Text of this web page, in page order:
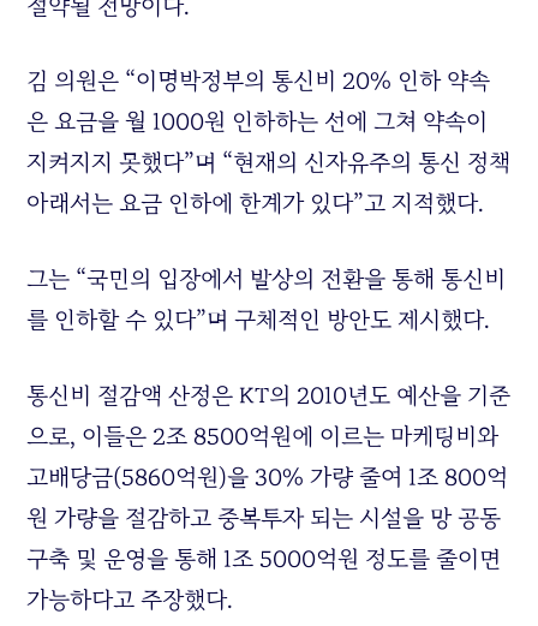
김 의원은 “이명박정부의 통신비 20% 인하 약속
은 요금을 월 1000원 인하하는 선에 그쳐 약속이
지켜지지 못했다”며 “현재의 신자유주의 통신 정책
아래서는 요금 인하에 한계가 있다”고 지적했다.
그는 “국민의 입장에서 발상의 전환을 통해 통신비
를 인하할 수 있다”며 구체적인 방안도 제시했다.
통신비 절감액 산정은 KT의 2010년도 예산을 기준
으로, 이들은 2조 8500억원에 이르는 마케팅비와
고배당금(5860억원)을 30% 가량 줄여 1조 800억
원 가량을 절감하고 중복투자 되는 시설을 망 공동
구축 및 운영을 통해 1조 5000억원 정도를 줄이면
가능하다고 주장했다.